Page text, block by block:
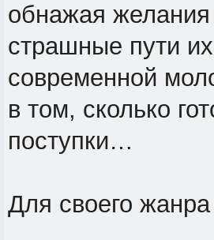
обнажая
страшные пути
современной
в том, сколько
поступки…
Для своего